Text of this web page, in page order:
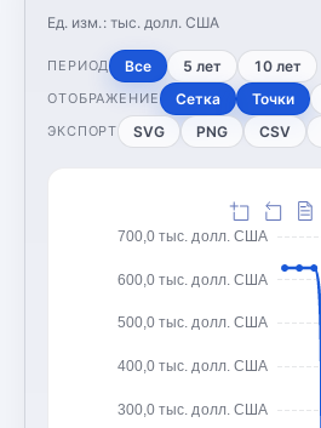
Ед. изм.: тыс. долл. США
ПЕРИОД Все 5 лет 10 лет
ОТОБРАЖЕНИЕ Сетка Точки
ЭКСПОРТ SVG PNG CSV
300,0 тыс. долл. США
400,0 тыс. долл. США
500,0 тыс. долл. США
600,0 тыс. долл. США
700,0 тыс. долл. США